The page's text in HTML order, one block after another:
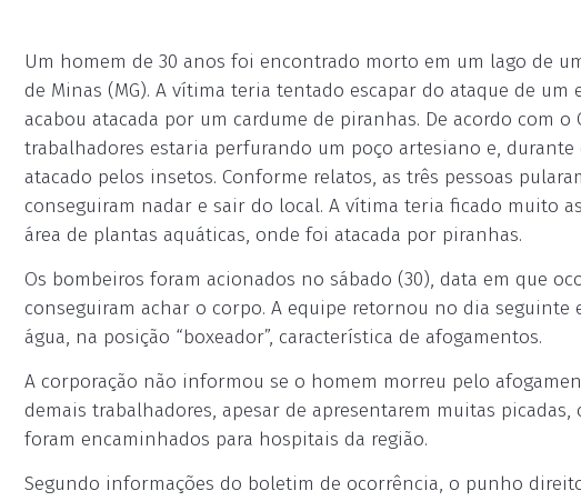
Um homem de 30 anos foi encontrado morto em um lago de
de Minas (MG). A vítima teria tentado escapar do ataque de
acabou atacada por um cardume de piranhas. De acordo com
trabalhadores estaria perfurando um poço artesiano e,
atacado pelos insetos. Conforme relatos, as três pessoas
conseguiram nadar e sair do local. A vítima teria ficado muito
área de plantas aquáticas, onde foi atacada por piranhas.
Os bombeiros foram acionados no sábado (30), data em que
conseguiram achar o corpo. A equipe retornou no dia
água, na posição “boxeador”, característica de afogamentos.
A corporação não informou se o homem morreu pelo
demais trabalhadores, apesar de apresentarem muitas
foram encaminhados para hospitais da região.
Segundo informações do boletim de ocorrência, o punho